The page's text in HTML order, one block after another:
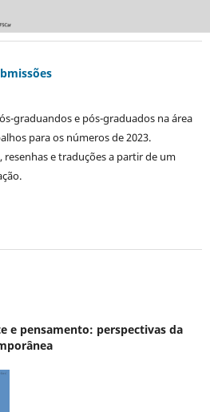
graduandos e pós-graduados na área
para os números de 2023.
e traduções a partir de um
e pensamento: perspectivas da